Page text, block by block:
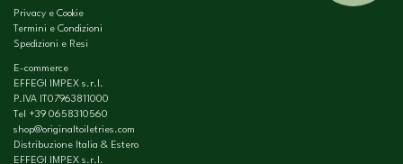
Privacy e Cookie
Termini e Condizioni
Spedizioni e Resi
E-commerce
EFFEGI IMPEX s.r.l.
P.IVA IT07963811000
Tel +39 0658310560
shop@originaltoiletries.com
Distribuzione Italia & Estero
EFFEGI IMPEX s.r.l.